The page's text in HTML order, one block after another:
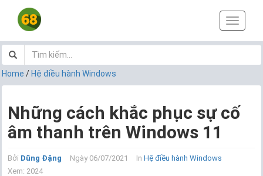
T
o
g
v
Home / Hệ điều hành Windows
Những cách khắc phục sự cố
âm thanh trên Windows 11
Bởi Dũng Đặng Ngày 06/07/2021 In Hệ điều hành Windows
Xem: 2024